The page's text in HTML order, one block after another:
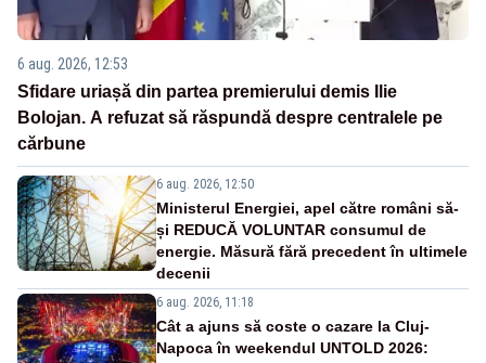
6 aug. 2026, 12:53
Sfidare uriașă din partea premierului demis Ilie
Bolojan. A refuzat să răspundă despre centralele pe
cărbune
6 aug. 2026, 12:50
Ministerul Energiei, apel către români să-
și REDUCĂ VOLUNTAR consumul de
energie. Măsură fără precedent în ultimele
decenii
6 aug. 2026, 11:18
Cât a ajuns să coste o cazare la Cluj-
Napoca în weekendul UNTOLD 2026: